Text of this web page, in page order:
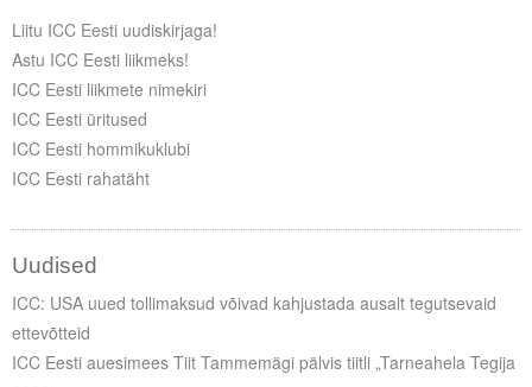
Liitu ICC Eesti uudiskirjaga!
Astu ICC Eesti liikmeks!
ICC Eesti liikmete nimekiri
ICC Eesti üritused
ICC Eesti hommikuklubi
ICC Eesti rahatäht
Uudised
ICC: USA uued tollimaksud võivad kahjustada ausalt tegutsevaid
ettevõtteid
ICC Eesti auesimees Tiit Tammemägi pälvis tiitli „Tarneahela Tegija